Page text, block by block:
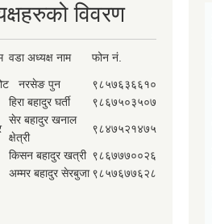
विवरण
वडा अध्यक्ष नाम फोन नं.
नरसेङ पुन
९८५७६३६६१०
हिरा बहादुर घर्ती
९८६७५०३५०७
सेर बहादुर खनाल
क्षेत्री
९८४७५२१४७५
किसन बहादुर खत्री ९८६७७७००२६
अम्मर बहादुर सेरबुजा ९८५७६७७६२८